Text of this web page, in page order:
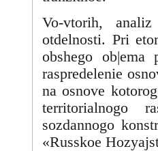
Vo-vtorih,
otdelnosti. Pri
obshego ob|ema
raspredelenie
na osnove
territorialnogo
sozdannogo
«Russkoe